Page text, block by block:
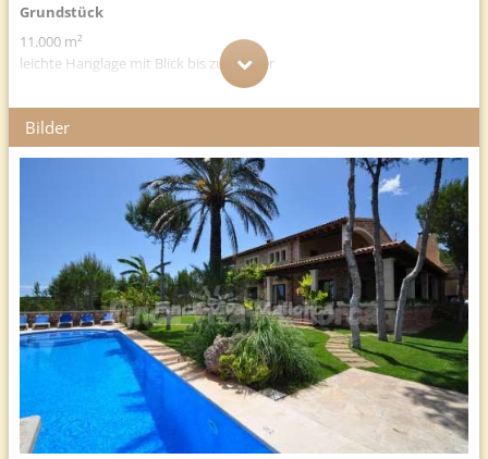
Grundstück
11.000 m²
leichte Hanglage mit Blick bis zum Meer
Wohnfläche
300 m²
Wohnzimmer mit SAT-TV, DVD-Player und CD-Player
komplett ausgestattete Küche
4 DZ und 3 Bäder, Gäste-WC
Entfernungen
Nach Palma ca. 56 km, verschiedene Sandstrände ca. 4 km, das
nächste Restaurant 1 km, Arzt 1,5 km, Supermarkt und weitere
Restaurants und Einkaufsmöglichkeiten ca. 4 km, der Golfplatz Vall
d'Or ca. 3 km.
12 x 5 m großer privater Pool.
Es stehen Ihnen Sonnenliegen und Schirme zur Verfügung.
Bilder